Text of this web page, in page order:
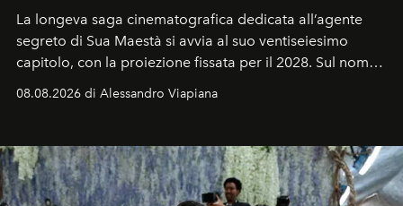
La longeva saga cinematografica dedicata all’agente
segreto di Sua Maestà si avvia al suo ventiseiesimo
capitolo, con la proiezione fissata per il 2028. Sul nome
dell’attore chiamato a raccogliere l’eredità di Daniel
Craig, però, regna ancora il più assoluto riserbo.
08.08.2026 di Alessandro Viapiana